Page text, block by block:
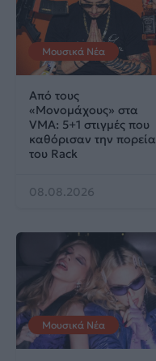
Μουσικά Νέα
Από τους
«Μονομάχους» στα
VMA: 5+1 στιγμές που
καθόρισαν την πορεία
του Rack
08.08.2026
Μουσικά Νέα